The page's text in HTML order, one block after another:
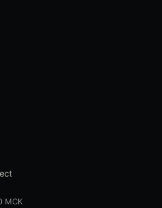
МСК